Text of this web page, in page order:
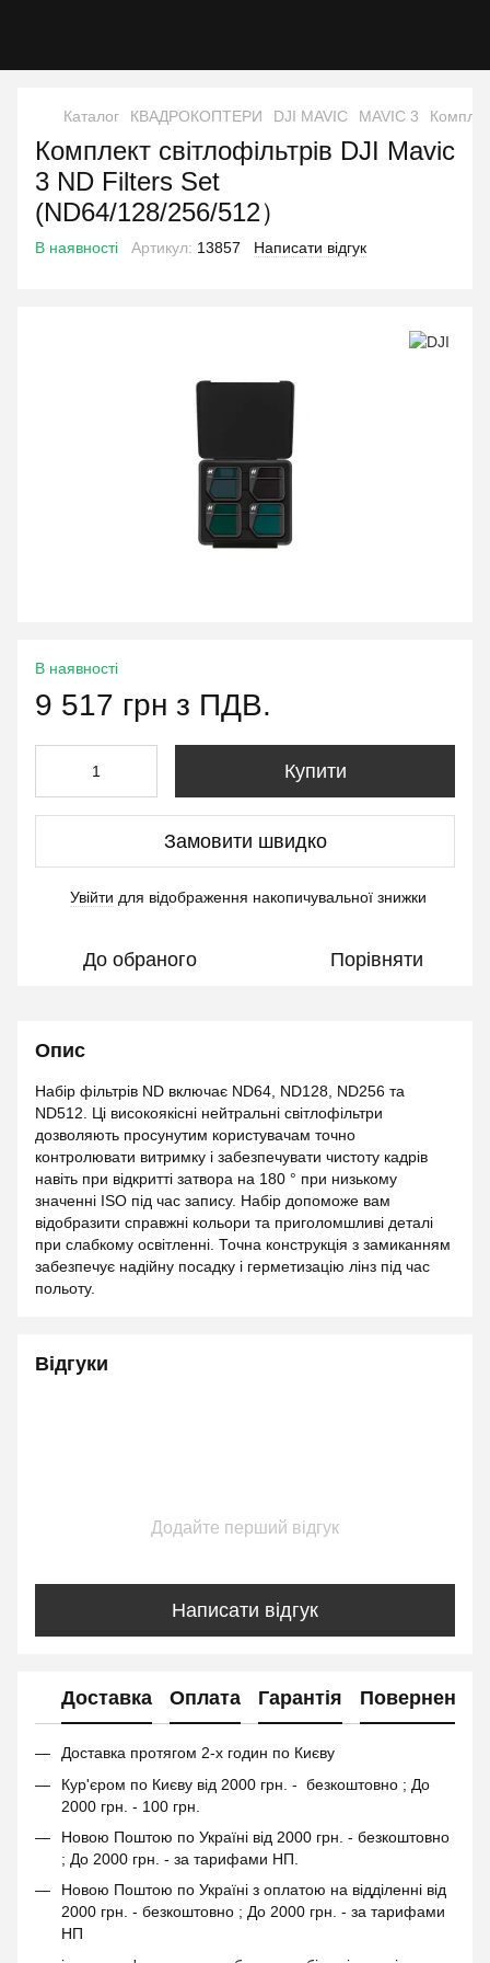
Каталог КВАДРОКОПТЕРИ DJI MAVIC MAVIC 3
Комплект світлофільтрів DJI Mavic
3 ND Filters Set
(ND64/128/256/512）
В наявності Артикул: 13857 Написати відгук
В наявності
9 517 грн з ПДВ.
Купити
Замовити швидко
Увійти для відображення накопичувальної знижки
До обраного Порівняти
Опис
Набір фільтрів ND включає ND64, ND128, ND256 та
ND512. Ці високоякісні нейтральні світлофільтри
дозволяють просунутим користувачам точно
контролювати витримку і забезпечувати чистоту кадрів
навіть при відкритті затвора на 180 ° при низькому
значенні ISO під час запису. Набір допоможе вам
відобразити справжні кольори та приголомшливі деталі
при слабкому освітленні. Точна конструкція з замиканням
забезпечує надійну посадку і герметизацію лінз під час
польоту.
Відгуки
Додайте перший відгук
Написати відгук
Доставка Оплата Гарантія Повернення
Доставка протягом 2-х годин по Києву
Кур'єром по Києву від 2000 грн. - безкоштовно ; До
2000 грн. - 100 грн.
Новою Поштою по Україні від 2000 грн. - безкоштовно
; До 2000 грн. - за тарифами НП.
Новою Поштою по Україні з оплатою на відділенні від
2000 грн. - безкоштовно ; До 2000 грн. - за тарифами
НП